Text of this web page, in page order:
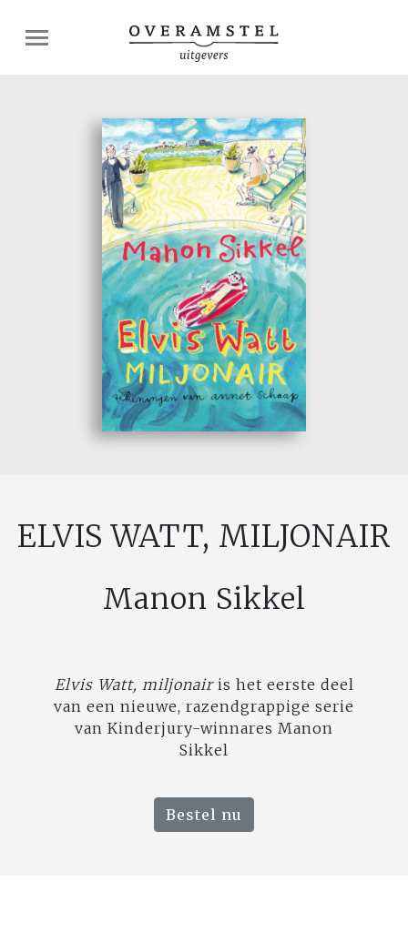
ELVIS WATT, MILJONAIR
Manon Sikkel
Elvis Watt, miljonair is het eerste deel
van een nieuwe, razendgrappige serie
van Kinderjury-winnares Manon
Sikkel
Bestel nu